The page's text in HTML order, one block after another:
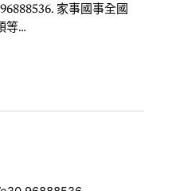
家事國事全國
等…